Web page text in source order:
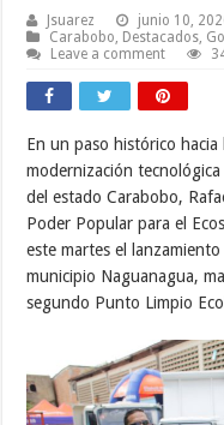
Jsuarez
junio 10,
Carabobo Destacados
Leave a comment
En un paso histórico hacia
modernización
del estado Carabobo,
Poder Popular para el
este martes el lanzamiento
municipio Naguanagua,
segundo Punto Limpio